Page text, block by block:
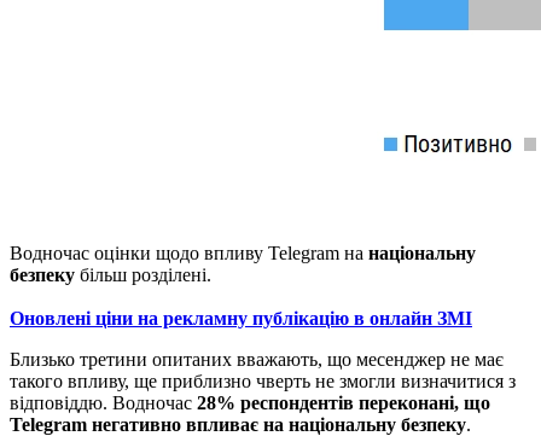
Водночас оцінки щодо впливу Telegram на національну
безпеку більш розділені.
Оновлені ціни на рекламну публікацію в онлайн ЗМІ
Близько третини опитаних вважають, що месенджер не має
такого впливу, ще приблизно чверть не змогли визначитися з
відповіддю. Водночас 28% респондентів переконані, що
Telegram негативно впливає на національну безпеку.